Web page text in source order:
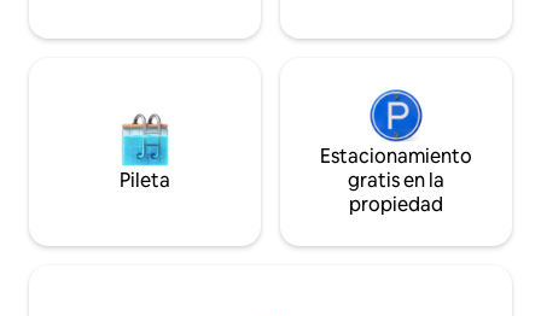
de arroz de la prefectura de Kagawa
(El uso de las instalaciones interiores es
auto de la estación Kotoden Takinomiya
El intercambio del lago Fuchu está a 7
del aeropuerto de Takamatsu. Ruta
Zentsuji IC
Castillo de
en coche
en coche Museo
Chusen-en, a
Seto Ohashi, a
coche Chichu-
coche Zenho-
Pileta
Estacionamiento
gratis en la
propiedad